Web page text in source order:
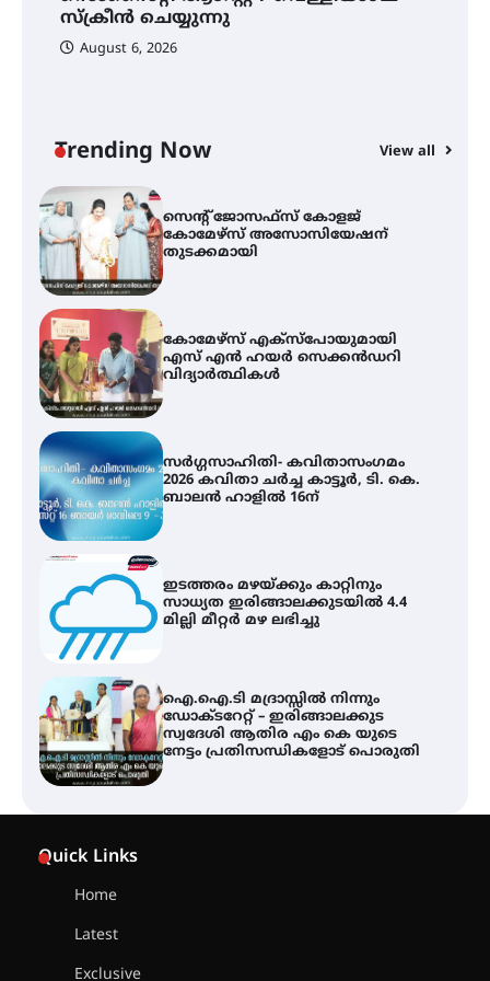
സ്‌ക്രീൻ ചെയ്യുന്നു
August 6, 2026
Trending Now View all
നേട്ടം പ്രതിസന്ധികളോട് പൊരുതി
വെള്ളിയാഴ്ച സ്‌ക്രീൻ ചെയ്യുന്നു
സെന്റ് ജോസഫ്സ് കോളജ്
കോമേഴ്‌സ് അസോസിയേഷന്
തുടക്കമായി
കോമേഴ്സ് എക്സ്പോയുമായി
എസ് എൻ ഹയർ സെക്കൻഡറി
വിദ്യാർത്ഥികൾ
സർഗ്ഗസാഹിതി- കവിതാസംഗമം
2026 കവിതാ ചർച്ച കാട്ടൂർ, ടി. കെ.
ബാലൻ ഹാളിൽ 16ന്
ഇടത്തരം മഴയ്ക്കും കാറ്റിനും
സാധ്യത ഇരിങ്ങാലക്കുടയിൽ 4.4
മില്ലി മീറ്റർ മഴ ലഭിച്ചു
ഐ.ഐ.ടി മദ്രാസ്സിൽ നിന്നും
ഡോക്ടറേറ്റ് – ഇരിങ്ങാലക്കുട
സ്വദേശി ആതിര എം കെ യുടെ
നേട്ടം പ്രതിസന്ധികളോട് പൊരുതി
Quick Links
Home
Latest
Exclusive